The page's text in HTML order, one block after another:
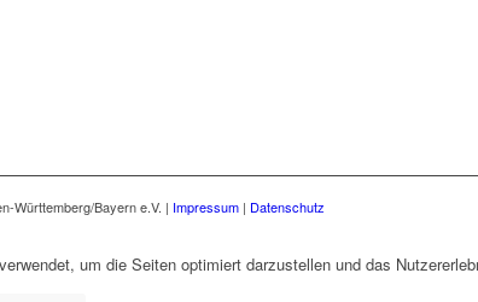
Württemberg/Bayern e.V. | Impressum | Datenschutz
um die Seiten optimiert darzustellen und das